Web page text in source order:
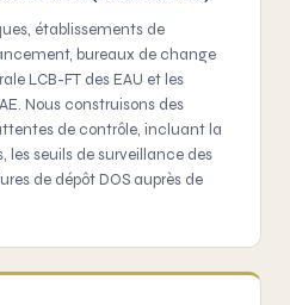
établissements de
bureaux de change
LCB-FT des EAU et les
Nous construisons des
de contrôle, incluant la
les seuils de surveillance des
de dépôt DOS auprès de